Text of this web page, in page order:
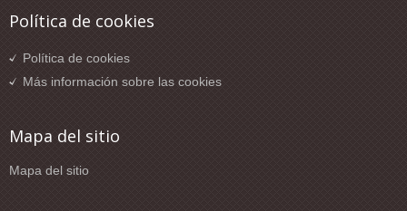
Política de cookies
Política de cookies
Más información sobre las cookies
Mapa del sitio
Mapa del sitio